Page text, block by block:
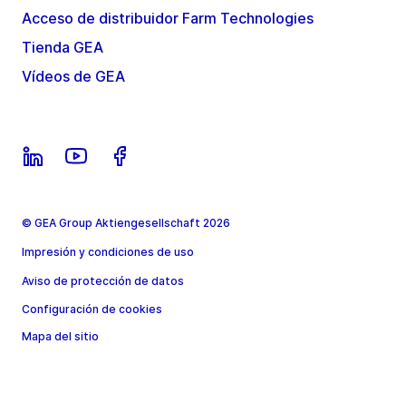
Acceso de distribuidor Farm Technologies
Tienda GEA
Vídeos de GEA
© GEA Group Aktiengesellschaft 2026
Impresión y condiciones de uso
Aviso de protección de datos
Configuración de cookies
Mapa del sitio